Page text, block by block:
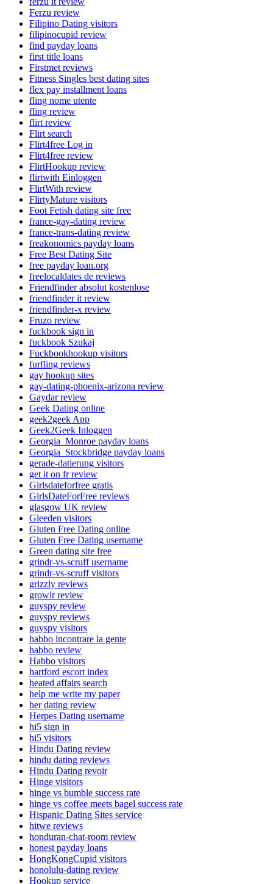
Ferzu review
Filipino Dating visitors
filipinocupid review
find payday loans
first title loans
Firstmet reviews
Fitness Singles best dating sites
flex pay installment loans
fling nome utente
fling review
flirt review
Flirt search
Flirt4free Log in
Flirt4free review
FlirtHookup review
flirtwith Einloggen
FlirtWith review
FlirtyMature visitors
Foot Fetish dating site free
france-gay-dating review
france-trans-dating review
freakonomics payday loans
Free Best Dating Site
free payday loan.org
freelocaldates de reviews
Friendfinder absolut kostenlose
friendfinder it review
friendfinder-x review
Fruzo review
fuckbook sign in
fuckbook Szukaj
Fuckbookhookup visitors
furfling reviews
gay hookup sites
gay-dating-phoenix-arizona review
Gaydar review
Geek Dating online
geek2geek App
Geek2Geek Inloggen
Georgia_Monroe payday loans
Georgia_Stockbridge payday loans
gerade-datierung visitors
get it on fr review
Girlsdateforfree gratis
GirlsDateForFree reviews
glasgow UK review
Gleeden visitors
Gluten Free Dating online
Gluten Free Dating username
Green dating site free
grindr-vs-scruff username
grindr-vs-scruff visitors
grizzly reviews
growlr review
guyspy review
guyspy reviews
guyspy visitors
habbo incontrare la gente
habbo review
Habbo visitors
hartford escort index
heated affairs search
help me write my paper
her dating review
Herpes Dating username
hi5 sign in
hi5 visitors
Hindu Dating review
hindu dating reviews
Hindu Dating revoir
Hinge visitors
hinge vs bumble success rate
hinge vs coffee meets bagel success rate
Hispanic Dating Sites service
hitwe reviews
honduran-chat-room review
honest payday loans
HongKongCupid visitors
honolulu-dating review
Hookup service